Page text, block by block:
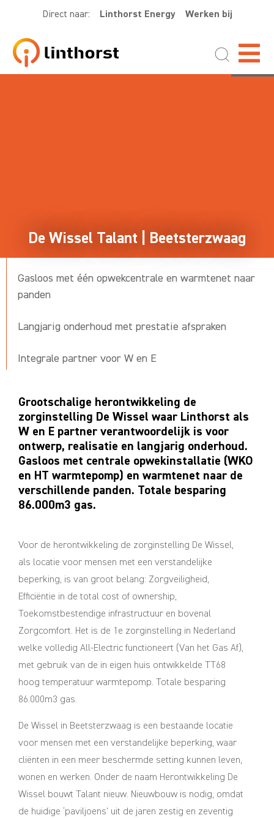
Direct naar: Linthorst Energy Werken bij
De Wissel Talant | Beetsterzwaag
Gasloos met één opwekcentrale en warmtenet naar
panden
Langjarig onderhoud met prestatie afspraken
Integrale partner voor W en E
Grootschalige herontwikkeling de
zorginstelling De Wissel waar Linthorst als
W en E partner verantwoordelijk is voor
ontwerp, realisatie en langjarig onderhoud.
Gasloos met centrale opwekinstallatie (WKO
en HT warmtepomp) en warmtenet naar de
verschillende panden. Totale besparing
86.000m3 gas.
Voor de herontwikkeling de zorginstelling De Wissel,
als locatie voor mensen met een verstandelijke
beperking, is van groot belang: Zorgveiligheid,
Efficiëntie in de total cost of ownership,
Toekomstbestendige infrastructuur en bovenal
Zorgcomfort. Het is de 1e zorginstelling in Nederland
welke volledig All-Electric functioneert (Van het Gas Af),
met gebruik van de in eigen huis ontwikkelde TT68
hoog temperatuur warmtepomp. Totale besparing
86.000m3 gas.
De Wissel in Beetsterzwaag is een bestaande locatie
voor mensen met een verstandelijke beperking, waar
cliënten in een meer beschermde setting kunnen leven,
wonen en werken. Onder de naam Herontwikkeling De
Wissel bouwt Talant nieuw. Nieuwbouw is nodig, omdat
de huidige ‘paviljoens’ uit de jaren zestig en zeventig